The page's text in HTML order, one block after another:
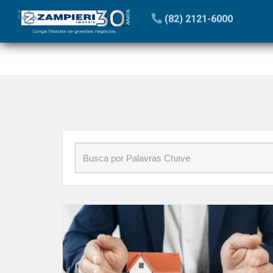
(82) 2121-6000
Início»Blog»imóveis2021